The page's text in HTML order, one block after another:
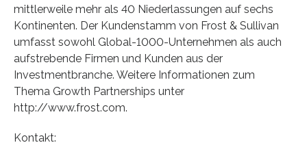
mittlerweile mehr als 40 Niederlassungen auf sechs
Kontinenten. Der Kundenstamm von Frost & Sullivan
umfasst sowohl Global-1000-Unternehmen als auch
aufstrebende Firmen und Kunden aus der
Investmentbranche. Weitere Informationen zum
Thema Growth Partnerships unter
http://www.frost.com.
Kontakt: